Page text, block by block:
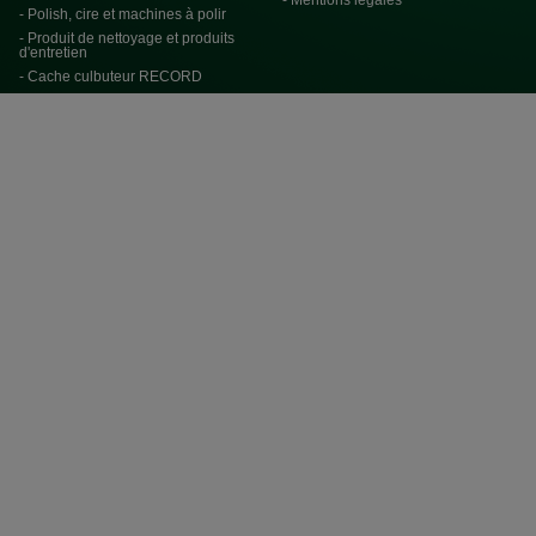
- Polish, cire et machines à polir
- Produit de nettoyage et produits
d'entretien
- Cache culbuteur RECORD